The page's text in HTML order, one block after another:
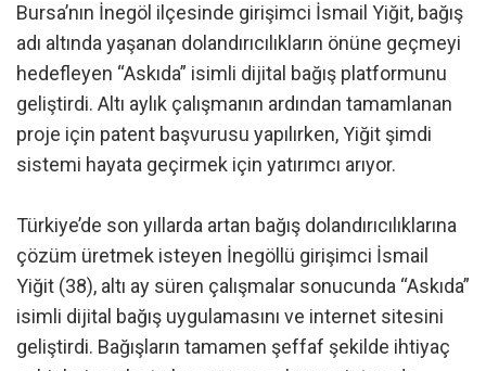
Bursa’nın İnegöl ilçesinde girişimci İsmail Yiğit, bağış
adı altında yaşanan dolandırıcılıkların önüne geçmeyi
hedefleyen “Askıda” isimli dijital bağış platformunu
geliştirdi. Altı aylık çalışmanın ardından tamamlanan
proje için patent başvurusu yapılırken, Yiğit şimdi
sistemi hayata geçirmek için yatırımcı arıyor.
Türkiye’de son yıllarda artan bağış dolandırıcılıklarına
çözüm üretmek isteyen İnegöllü girişimci İsmail
Yiğit (38), altı ay süren çalışmalar sonucunda “Askıda”
isimli dijital bağış uygulamasını ve internet sitesini
geliştirdi. Bağışların tamamen şeffaf şekilde ihtiyaç